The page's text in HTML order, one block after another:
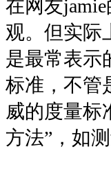
在网友
观。但实际
是最常表示
标准，不管
威的度量标
方法”，如